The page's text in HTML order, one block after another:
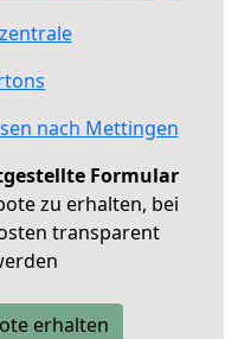
nach Mettingen
Formular
zu erhalten, bei
transparent
erhalten